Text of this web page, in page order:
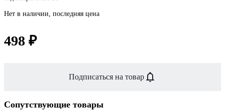
Нет в наличии, последняя цена
498 ₽
Подписаться на товар
Сопутствующие товары